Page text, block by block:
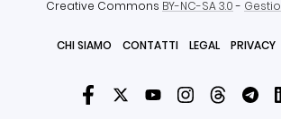
Creative Commons BY-NC-SA 3.0-
CHI SIAMO CONTATTI LEGAL PRIVACY